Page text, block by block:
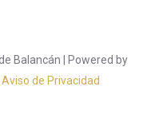
Balancán | Powered by
Aviso de Privacidad